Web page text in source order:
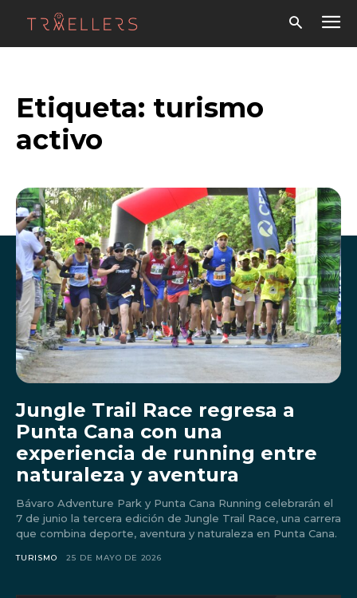
Etiqueta: turismo
activo
Jungle Trail Race regresa a
Punta Cana con una
experiencia de running entre
naturaleza y aventura
Bávaro Adventure Park y Punta Cana Running celebrarán el
7 de junio la tercera edición de Jungle Trail Race, una carrera
que combina deporte, aventura y naturaleza en Punta Cana.
TURISMO 25 DE MAYO DE 2026